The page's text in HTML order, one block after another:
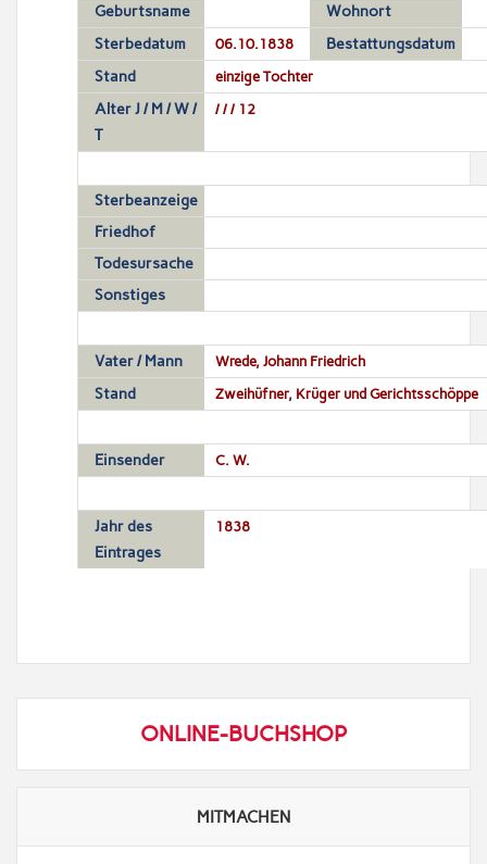
Geburtsname
Wohnort
Sterbedatum
06.10.1838
Bestattungsdatum
Stand
einzige Tochter
Alter J / M / W /
T
/ / / 12
Sterbeanzeige
Friedhof
Todesursache
Sonstiges
Vater / Mann Wrede, Johann Friedrich
Stand Zweihüfner, Krüger und Gerichtsschöppe
Einsender C. W.
Jahr des
Eintrages
1838
ONLINE-BUCHSHOP
MITMACHEN